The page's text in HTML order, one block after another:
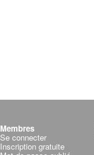
Membres
Se connecter
Inscription gratuite